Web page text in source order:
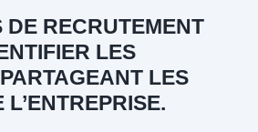
DE RECRUTEMENT
LES
LES